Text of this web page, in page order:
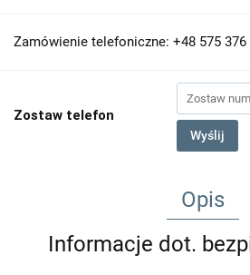
Zamówienie telefoniczne: +48 575 376
Zostaw telefon
Wyślij
Opis
Informacje dot.